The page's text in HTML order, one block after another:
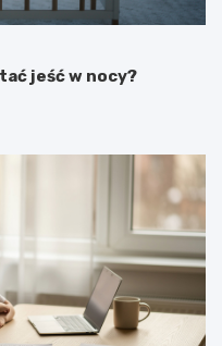
jeść w nocy?